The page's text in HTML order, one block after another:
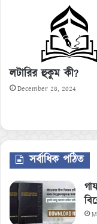
লটারির হুকুম কী?
December 28, 2024
সর্বাধিক পঠিত